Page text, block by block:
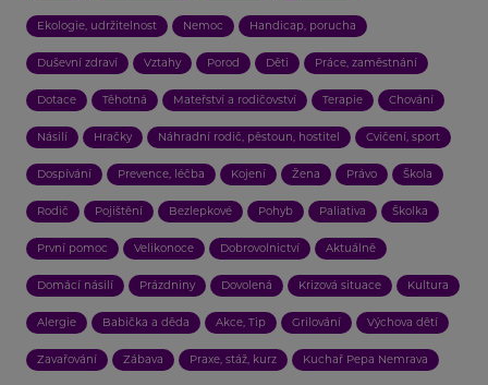
Ekologie, udržitelnost Nemoc Handicap, porucha
Duševní zdraví Vztahy Porod Děti Práce, zaměstnání
Dotace Těhotná Mateřství a rodičovství Terapie Chování
Násilí Hračky Náhradní rodič, pěstoun, hostitel Cvičení, sport
Dospívání Prevence, léčba Kojení Žena Právo Škola
Rodič Pojištění Bezlepkové Pohyb Paliativa Školka
První pomoc Velikonoce Dobrovolnictví Aktuálně
Domácí násilí Prázdniny Dovolená Krizová situace Kultura
Alergie Babička a děda Akce, Tip Grilování Výchova dětí
Zavařování Zábava Praxe, stáž, kurz Kuchař Pepa Nemrava